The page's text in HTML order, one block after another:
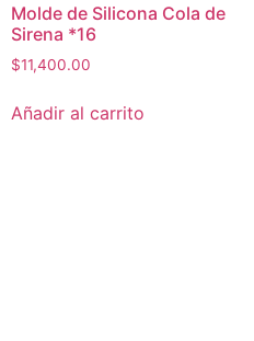
Molde de Silicona Cola de
Sirena *16
$11,400.00
Añadir al carrito